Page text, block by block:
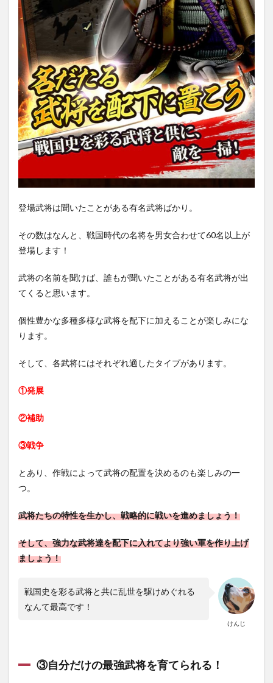
登場武将は聞いたことがある有名武将ばかり。
その数はなんと、戦国時代の名将を男女合わせて60名以上が
登場します！
武将の名前を聞けば、誰もが聞いたことがある有名武将が出
てくると思います。
個性豊かな多種多様な武将を配下に加えることが楽しみにな
ります。
そして、各武将にはそれぞれ適したタイプがあります。
①発展
②補助
③戦争
とあり、作戦によって武将の配置を決めるのも楽しみの一
つ。
武将たちの特性を生かし、戦略的に戦いを進めましょう！
そして、強力な武将達を配下に入れてより強い軍を作り上げ
ましょう！
けんじ
戦国史を彩る武将と共に乱世を駆けめぐれる
なんて最高です！
③自分だけの最強武将を育てられる！